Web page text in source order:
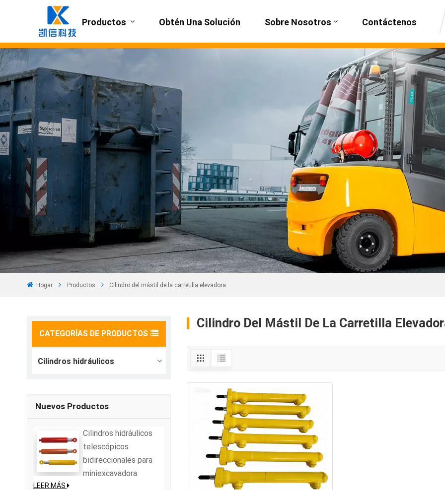
Productos Obtén Una Solución Sobre Nosotros Contáctenos
Hogar Productos Cilindro del mástil de la carretilla elevadora
CATEGORÍAS DE PRODUCTOS
Cilindros hidráulicos
Nuevos Productos
Cilindros hidráulicos
telescópicos
bidireccionales para
miniexcavadora
LEER MÁS
Cilindro Del Mástil De La Carretilla